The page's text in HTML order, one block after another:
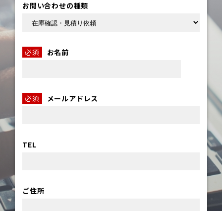
お問い合わせの種類
必須 お名前
必須 メールアドレス
TEL
ご住所